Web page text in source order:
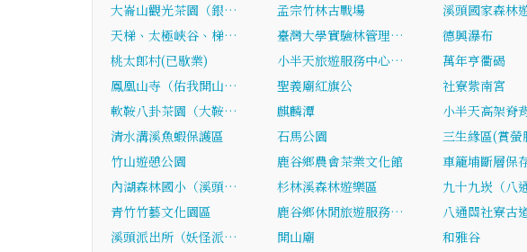
大崙山觀光茶園（銀… 孟宗竹林古戰場 溪頭國家森林
天梯、太極峽谷、梯…
臺灣大學實驗林管理… 德興瀑布
桃太郎村(已歇業)
小半天旅遊服務中心… 萬年亨衢碣
鳳凰山寺（佑我開山…
聖義廟紅旗公 社寮紫南宮
軟鞍八卦茶園（大鞍…
麒麟潭 小半天高架脊
清水溝溪魚蝦保護區
石馬公園 三生緣區(賞螢
竹山遊憩公園
鹿谷鄉農會茶業文化館 車籠埔斷層保
內湖森林國小（溪頭…
杉林溪森林遊樂區 九十九崁（八
青竹竹藝文化園區
鹿谷鄉休閒旅遊服務… 八通關社寮古
溪頭派出所（妖怪派…
開山廟 和雅谷